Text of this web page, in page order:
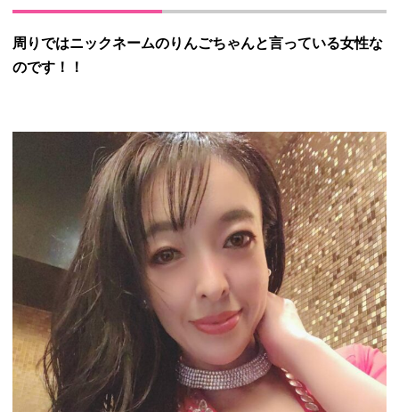
周りではニックネームのりんごちゃんと言っている女性な
のです！！